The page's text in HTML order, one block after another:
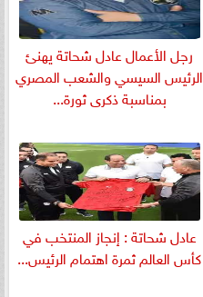
رجل الأعمال عادل شحاتة يهنئ
الرئيس السيسي والشعب المصري
بمناسبة ذكرى ثورة...
عادل شحاتة : إنجاز المنتخب في
كأس العالم ثمرة اهتمام الرئيس...